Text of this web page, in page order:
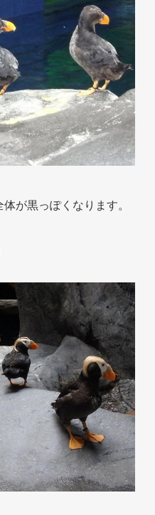
が黒っぽくなります。
ホテル事業者様
お問い合わせ